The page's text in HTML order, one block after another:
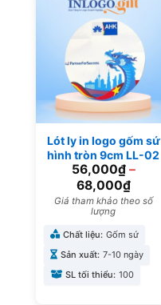
Lót ly in logo gốm sứ
hình tròn 9cm LL-02
56,000₫–
68,000₫
Giá tham khảo theo số
lượng
Chất liệu: Gốm sứ
Sản xuất: 7-10 ngày
SL tối thiểu: 100